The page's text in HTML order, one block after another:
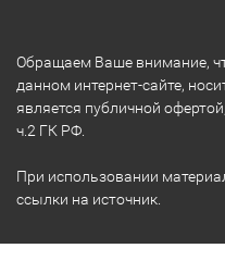
Обращаем Ваше внимание,
данном интернет-сайте,
является публичной
ч.2 ГК РФ.
При использовании
ссылки на источник.